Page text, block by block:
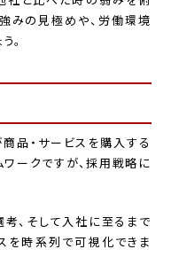
みの見極めや、労働環境
。
品・サービスを購入する
ークですが、採用戦略に
、そして入社に至るまで
を時系列で可視化できま